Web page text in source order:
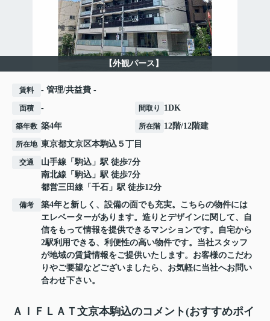
【外観パース】
賃料 - 管理/共益費 -
面積 - 間取り 1DK
築年数 築4年 所在階 12階/12階建
所在地 東京都文京区本駒込 ５丁目
交通 山手線 「駒込 」駅 徒歩7分
南北線 「駒込 」駅 徒歩7分
都営三田線 「 千石 」駅 徒歩12分
備考
築4年と新しく、設備の面でも充実。こちらの物件には
エレベーターがあります。造りとデザインに関して、自
信をもって情報を提供できるマンションです。自宅から
2駅利用できる、利便性の高い物件です。当社スタッフ
が地域の賃貸情報をご提供いたします。お客様のこだわ
りやご要望などございましたら、お気軽に当社へお問い
合わせ下さい。
ＡＩＦＬＡＴ文京本駒込のコメント(おすすめポイ